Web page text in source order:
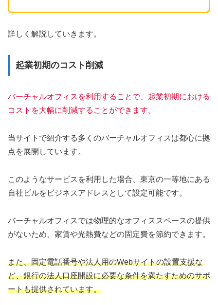
詳しく解説していきます。
起業初期のコスト削減
バーチャルオフィスを利用することで、起業初期における
コストを大幅に削減することができます。
当サイトで紹介する多くのバーチャルオフィスは都心に拠
点を展開しています。
このようなサービスを利用した場合、東京の一等地にある
自社ビルをビジネスアドレスとして設定可能です。
バーチャルオフィスでは物理的なオフィススペースの提供
がないため、家賃や光熱費などの固定費を節約できます。
また、固定電話番号や法人用のWebサイトの設置支援な
ど、銀行の法人口座開設に必要な条件を満たすためのサポ
ートも提供されています。